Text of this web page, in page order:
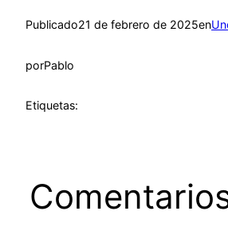
Publicado21 de febrero de 2025en
porPablo
Etiquetas: